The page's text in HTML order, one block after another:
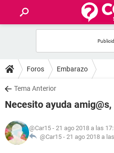
FOROS
SALUD
NUTRICIÓN
Foros Embarazo
Tema Anterior
Necesito ayuda
@Car15 - 21 ago 2018 a las
@Car15 - 21 ago 2018 a